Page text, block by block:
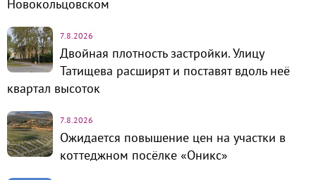
Новокольцовском
7.8.2026
Двойная плотность застройки. Улицу
Татищева расширят и поставят вдоль неё
квартал высоток
7.8.2026
Ожидается повышение цен на участки в
коттеджном посёлке «Оникс»